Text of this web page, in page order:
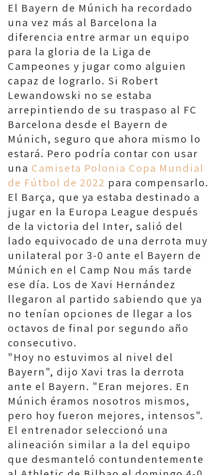
El Bayern de Múnich ha recordado
una vez más al Barcelona la
diferencia entre armar un equipo
para la gloria de la Liga de
Campeones y jugar como alguien
capaz de lograrlo. Si Robert
Lewandowski no se estaba
arrepintiendo de su traspaso al FC
Barcelona desde el Bayern de
Múnich, seguro que ahora mismo lo
estará. Pero podría contar con usar
una Camiseta Polonia Copa Mundial
de Fútbol de 2022 para compensarlo.
El Barça, que ya estaba destinado a
jugar en la Europa League después
de la victoria del Inter, salió del
lado equivocado de una derrota muy
unilateral por 3-0 ante el Bayern de
Múnich en el Camp Nou más tarde
ese día. Los de Xavi Hernández
llegaron al partido sabiendo que ya
no tenían opciones de llegar a los
octavos de final por segundo año
consecutivo.
"Hoy no estuvimos al nivel del
Bayern", dijo Xavi tras la derrota
ante el Bayern. "Eran mejores. En
Múnich éramos nosotros mismos,
pero hoy fueron mejores, intensos".
El entrenador seleccionó una
alineación similar a la del equipo
que desmanteló contundentemente